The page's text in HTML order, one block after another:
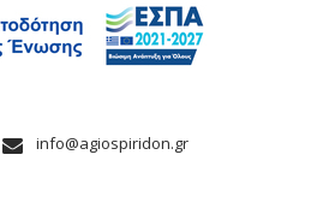
info@agiospiridon.gr